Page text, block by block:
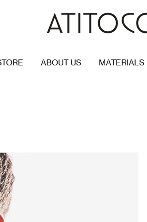
ABOUT US MATERIALS